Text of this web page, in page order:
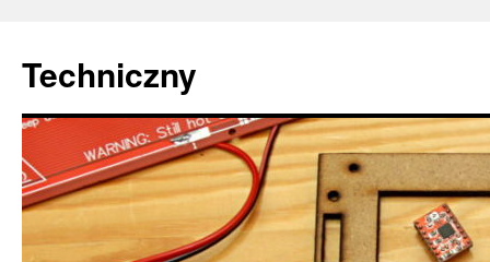
Techniczny